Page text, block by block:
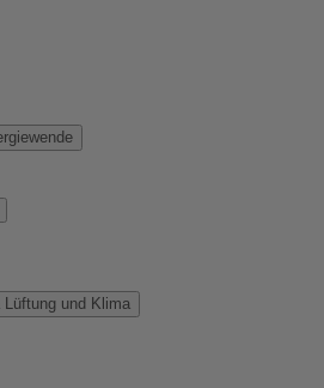
Lüftung und Klima